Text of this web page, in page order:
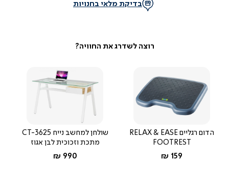
בדיקת מלאי בחנויות
הדום רגליים RELAX & EASE
FOOTREST
החל מ-
159 ₪
שולחן למחשב נייח CT-3625
מתכת וזכוכית לבן אגוז
החל מ-
990 ₪